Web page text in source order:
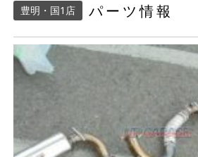
豊明・国1店 パーツ情報